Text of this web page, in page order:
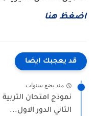
اضغظ هنا
قد يعجبك ايضا
منذ بضع سنوات
نموذج امتحان
الثاني الدور الاول...